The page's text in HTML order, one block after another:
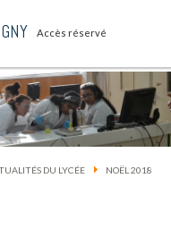
Accès réservé
DU LYCÉE
NOËL 2018